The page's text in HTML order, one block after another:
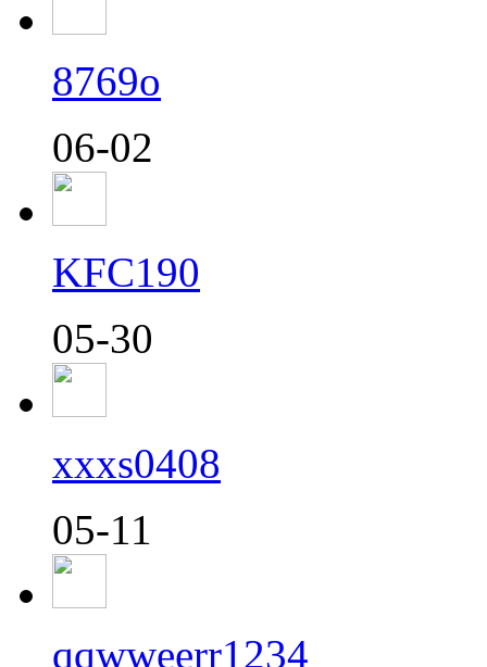
8769o
06-02
KFC190
05-30
xxxs0408
05-11
qqwweerr1234